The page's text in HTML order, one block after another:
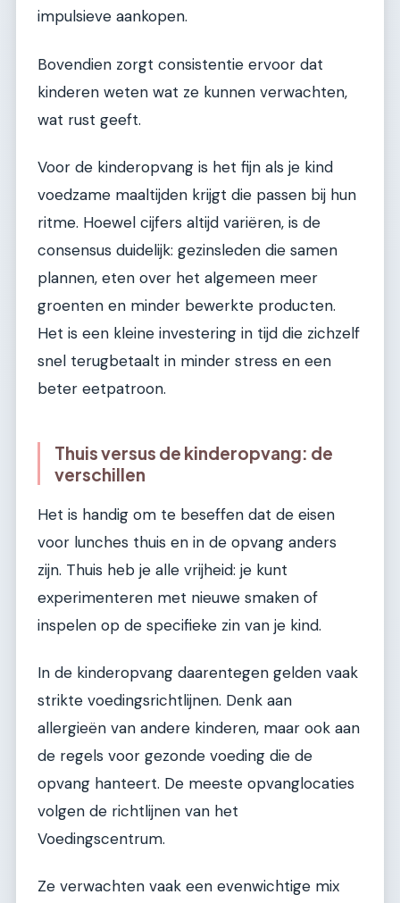
impulsieve aankopen.
Bovendien zorgt consistentie ervoor dat
kinderen weten wat ze kunnen verwachten,
wat rust geeft.
Voor de kinderopvang is het fijn als je kind
voedzame maaltijden krijgt die passen bij hun
ritme. Hoewel cijfers altijd variëren, is de
consensus duidelijk: gezinsleden die samen
plannen, eten over het algemeen meer
groenten en minder bewerkte producten.
Het is een kleine investering in tijd die zichzelf
snel terugbetaalt in minder stress en een
beter eetpatroon.
Thuis versus de kinderopvang: de
verschillen
Het is handig om te beseffen dat de eisen
voor lunches thuis en in de opvang anders
zijn. Thuis heb je alle vrijheid: je kunt
experimenteren met nieuwe smaken of
inspelen op de specifieke zin van je kind.
In de kinderopvang daarentegen gelden vaak
strikte voedingsrichtlijnen. Denk aan
allergieën van andere kinderen, maar ook aan
de regels voor gezonde voeding die de
opvang hanteert. De meeste opvanglocaties
volgen de richtlijnen van het
Voedingscentrum.
Ze verwachten vaak een evenwichtige mix